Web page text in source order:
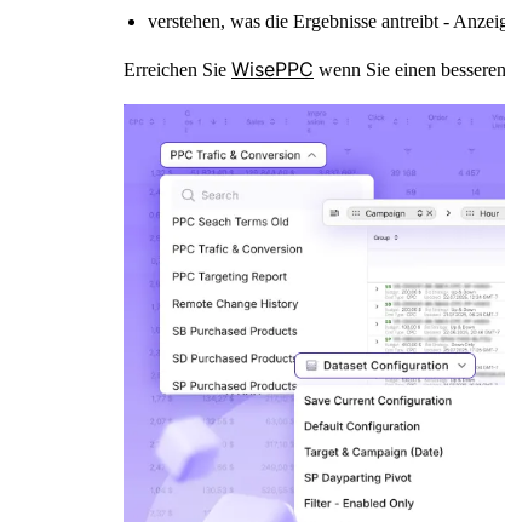
verstehen, was die Ergebnisse antreibt -
Erreichen Sie WisePPC wenn Sie einen